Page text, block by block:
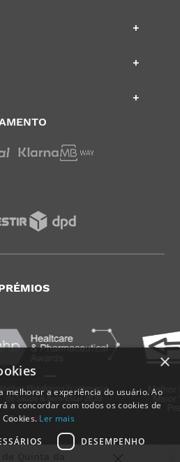
+
+
+
×
melhorar a experiência do usuário. Ao
a concordar com todos os cookies de
Ler mais
DESEMPENHO